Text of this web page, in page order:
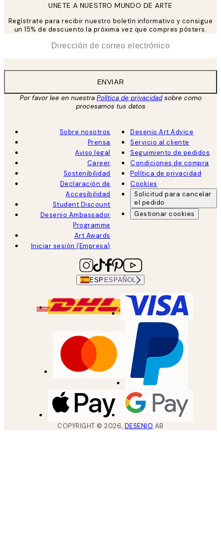
UNETE A NUESTRO MUNDO DE ARTE
Regístrate para recibir nuestro boletín informativo y consigue
un 15% de descuento la próxima vez que compres pósters.
ENVIAR
Por favor lee en nuestra Política de privacidadsobre como
procesamos tus datos
Sobre nosotros
Prensa
Aviso legal
Career
Sostenibilidad
Declaración de
Accesibilidad
Student Discount
Desenio Ambassador
Programme
Art Awards
Iniciar sesión (Empresa)
Desenio Art Advice
Servicio al cliente
Seguimiento de pedidos
Condiciones de compra
Política de privacidad
Cookies
Solicitud para cancelar
el pedido
Gestionar cookies
ESP ESPAÑOL
COPYRIGHT ©2026, DESENIO AB